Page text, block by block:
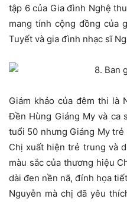
tập 6 của Gia đình Nghệ
mang tính cộng đồng của
Tuyết và gia đình nhạc sĩ
Giám khảo của đêm thi là
Đền Hùng Giáng My và ca
tuổi 50 nhưng Giáng My
Chị xuất hiện trẻ trung và
màu sắc của thương hiệu
dài đen nền nã, đính họa
Nguyễn mà chị đã yêu